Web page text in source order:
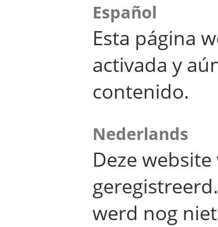
Español
Esta página
activada y
contenido.
Nederlands
Deze
werd nog